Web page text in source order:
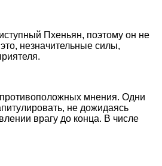
Пхеньян, поэтому он не
незначительные силы,
мнения. Одни
не дожидаясь
врагу до конца. В числе